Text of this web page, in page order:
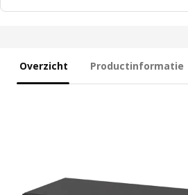
Overzicht Productinformatie